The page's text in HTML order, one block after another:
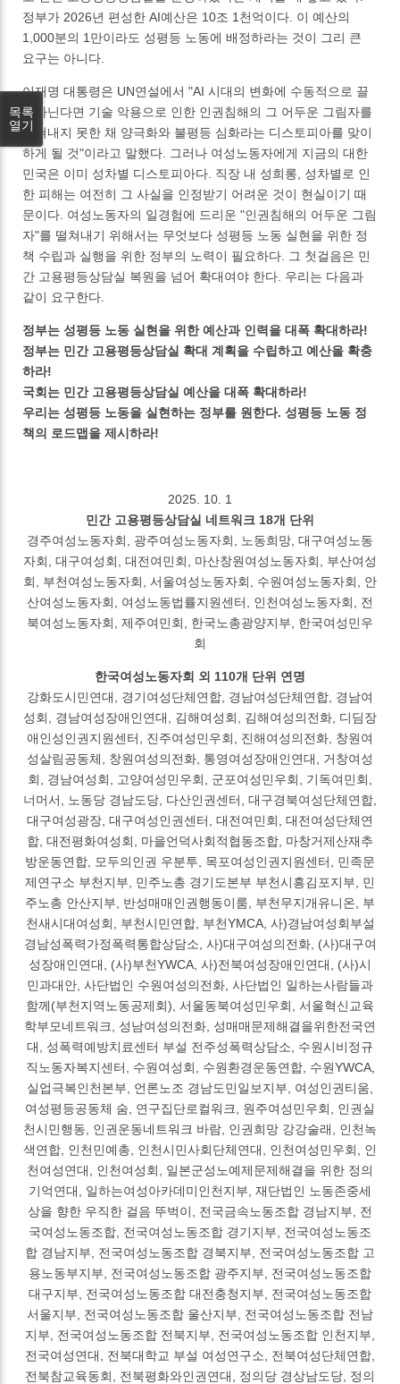
정부가 2026년 편성한 AI예산은 10조 1천억이다. 이 예산의
1,000분의 1만이라도 성평등 노동에 배정하라는 것이 그리 큰
요구는 아니다.
이재명 대통령은 UN연설에서 "AI 시대의 변화에 수동적으로 끌
려다닌다면 기술 악용으로 인한 인권침해의 그 어두운 그림자를
떨쳐내지 못한 채 양극화와 불평등 심화라는 디스토피아를 맞이
하게 될 것"이라고 말했다. 그러나 여성노동자에게 지금의 대한
민국은 이미 성차별 디스토피아다. 직장 내 성희롱, 성차별로 인
한 피해는 여전히 그 사실을 인정받기 어려운 것이 현실이기 때
문이다. 여성노동자의 일경험에 드리운 "인권침해의 어두운 그림
자"를 떨쳐내기 위해서는 무엇보다 성평등 노동 실현을 위한 정
책 수립과 실행을 위한 정부의 노력이 필요하다. 그 첫걸음은 민
간 고용평등상담실 복원을 넘어 확대여야 한다. 우리는 다음과
같이 요구한다.
정부는 성평등 노동 실현을 위한 예산과 인력을 대폭 확대하라!
정부는 민간 고용평등상담실 확대 계획을 수립하고 예산을 확충
하라!
국회는 민간 고용평등상담실 예산을 대폭 확대하라!
우리는 성평등 노동을 실현하는 정부를 원한다. 성평등 노동 정
책의 로드맵을 제시하라!
2025. 10. 1
민간 고용평등상담실 네트워크 18개 단위
경주여성노동자회, 광주여성노동자회, 노동희망, 대구여성노동
자회, 대구여성회, 대전여민회, 마산창원여성노동자회, 부산여성
회, 부천여성노동자회, 서울여성노동자회, 수원여성노동자회, 안
산여성노동자회, 여성노동법률지원센터, 인천여성노동자회, 전
북여성노동자회, 제주여민회, 한국노총광양지부, 한국여성민우
회
한국여성노동자회 외 110개 단위 연명
강화도시민연대, 경기여성단체연합, 경남여성단체연합, 경남여
성회, 경남여성장애인연대, 김해여성회, 김해여성의전화, 디딤장
애인성인권지원센터, 진주여성민우회, 진해여성의전화, 창원여
성살림공동체, 창원여성의전화, 통영여성장애인연대, 거창여성
회, 경남여성회, 고양여성민우회, 군포여성민우회, 기독여민회,
너머서, 노동당 경남도당, 다산인권센터, 대구경북여성단체연합,
대구여성광장, 대구여성인권센터, 대전여민회, 대전여성단체연
합, 대전평화여성회, 마을언덕사회적협동조합, 마창거제산재추
방운동연합, 모두의인권 우분투, 목포여성인권지원센터, 민족문
제연구소 부천지부, 민주노총 경기도본부 부천시흥김포지부, 민
주노총 안산지부, 반성매매인권행동이룸, 부천무지개유니온, 부
천새시대여성회, 부천시민연합, 부천YMCA, 사)경남여성회부설
경남성폭력가정폭력통합상담소, 사)대구여성의전화, (사)대구여
성장애인연대, (사)부천YWCA, 사)전북여성장애인연대, (사)시
민과대안, 사단법인 수원여성의전화, 사단법인 일하는사람들과
함께(부천지역노동공제회), 서울동북여성민우회, 서울혁신교육
학부모네트워크, 성남여성의전화, 성매매문제해결을위한전국연
대, 성폭력예방치료센터 부설 전주성폭력상담소, 수원시비정규
직노동자복지센터, 수원여성회, 수원환경운동연합, 수원YWCA,
실업극복인천본부, 언론노조 경남도민일보지부, 여성인권티움,
여성평등공동체 숨, 연구집단로컬워크, 원주여성민우회, 인권실
천시민행동, 인권운동네트워크 바람, 인권희망 강강술래, 인천녹
색연합, 인천민예총, 인천시민사회단체연대, 인천여성민우회, 인
천여성연대, 인천여성회, 일본군성노예제문제해결을 위한 정의
기억연대, 일하는여성아카데미인천지부, 재단법인 노동존중세
상을 향한 우직한 걸음 뚜벅이, 전국금속노동조합 경남지부, 전
국여성노동조합, 전국여성노동조합 경기지부, 전국여성노동조
합 경남지부, 전국여성노동조합 경북지부, 전국여성노동조합 고
용노동부지부, 전국여성노동조합 광주지부, 전국여성노동조합
대구지부, 전국여성노동조합 대전충청지부, 전국여성노동조합
서울지부, 전국여성노동조합 울산지부, 전국여성노동조합 전남
지부, 전국여성노동조합 전북지부, 전국여성노동조합 인천지부,
전국여성연대, 전북대학교 부설 여성연구소, 전북여성단체연합,
전북참교육동회, 전북평화와인권연대, 정의당 경상남도당, 정의
목록
열기